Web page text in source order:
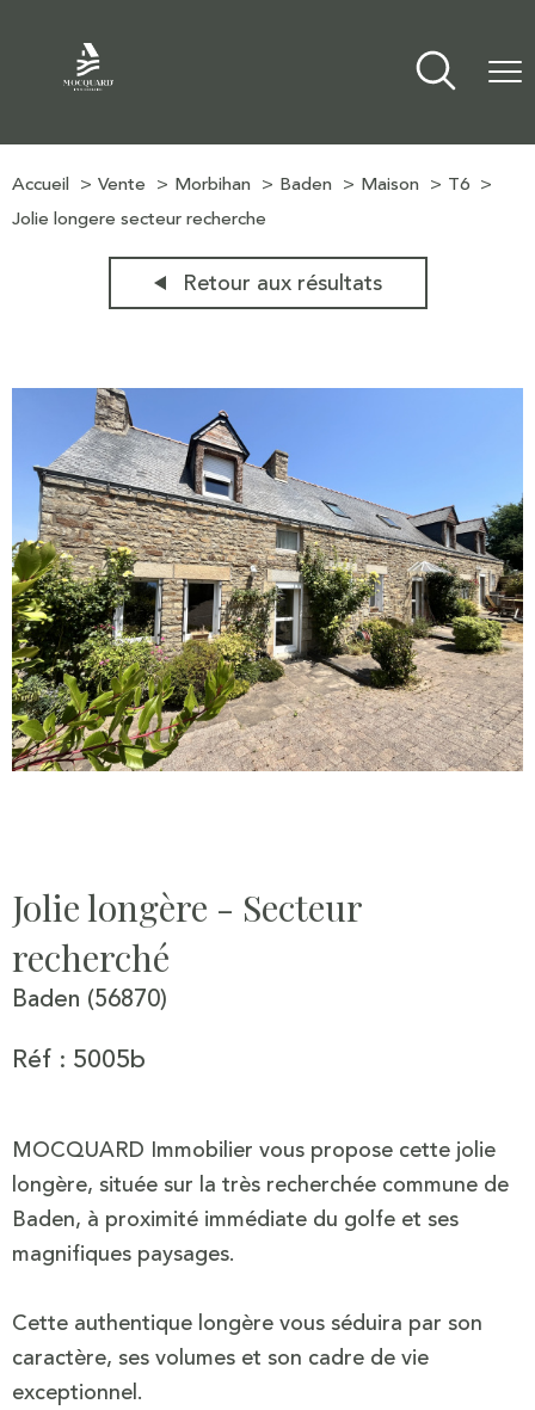
Accueil Vente Morbihan Baden Maison
T6
Jolie longere secteur recherche
Retour aux résultats
Jolie longère - Secteur
recherché
Baden (56870)
Réf : 5005b
MOCQUARD Immobilier vous propose cette jolie
longère, située sur la très recherchée commune de
Baden, à proximité immédiate du golfe et ses
magnifiques paysages.
Cette authentique longère vous séduira par son
caractère, ses volumes et son cadre de vie
exceptionnel.